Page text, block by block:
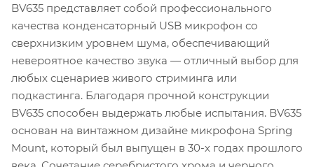
BV635 представляет собой профессионального
качества конденсаторный USB микрофон со
сверхнизким уровнем шума, обеспечивающий
невероятное качество звука — отличный выбор для
любых сценариев живого стриминга или
подкастинга. Благодаря прочной конструкции
BV635 способен выдержать любые испытания. BV635
основан на винтажном дизайне микрофона Spring
Mount, который был выпущен в 30-х годах прошлого